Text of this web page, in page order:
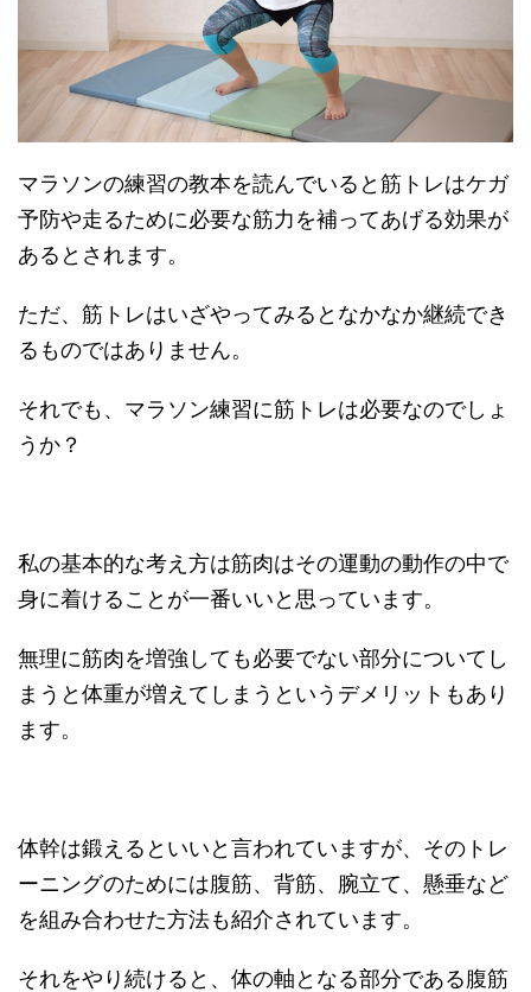
マラソンの練習の教本を読んでいると筋トレはケガ
予防や走るために必要な筋力を補ってあげる効果が
あるとされます。
ただ、筋トレはいざやってみるとなかなか継続でき
るものではありません。
それでも、マラソン練習に筋トレは必要なのでしょ
うか？
私の基本的な考え方は筋肉はその運動の動作の中で
身に着けることが一番いいと思っています。
無理に筋肉を増強しても必要でない部分についてし
まうと体重が増えてしまうというデメリットもあり
ます。
体幹は鍛えるといいと言われていますが、そのトレ
ーニングのためには腹筋、背筋、腕立て、懸垂など
を組み合わせた方法も紹介されています。
それをやり続けると、体の軸となる部分である腹筋